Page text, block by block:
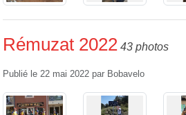
Rémuzat 2022 43 photos
Publié le 22 mai 2022 par Bobavelo